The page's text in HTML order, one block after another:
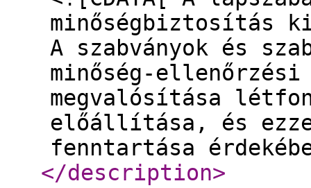
minőségbiztosítás
A szabványok és
minőség-
megvalósítása
előállítása, és
fenntartása
</description>